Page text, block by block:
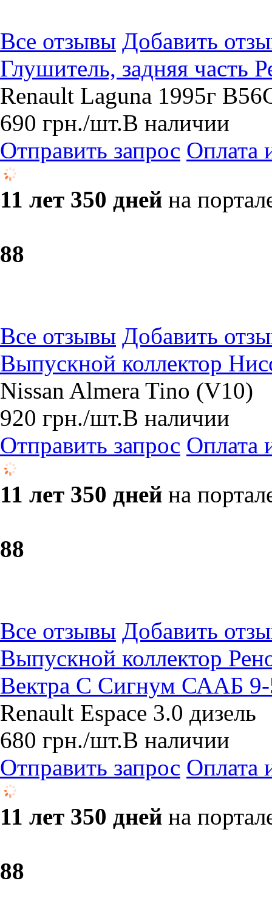
Все отзывы Добавить
Глушитель, задняя часть
Renault Laguna 1995г
690 грн./шт.В наличии
Отправить запрос Оплата
11 лет 350 дней на
88
Все отзывы Добавить
Выпускной коллектор
Nissan Almera Tino (V10)
920 грн./шт.В наличии
Отправить запрос Оплата
11 лет 350 дней на
88
Все отзывы Добавить
Выпускной коллектор
Вектра С Сигнум СААБ
Renault Espace 3.0 дизель
680 грн./шт.В наличии
Отправить запрос Оплата
11 лет 350 дней на
88